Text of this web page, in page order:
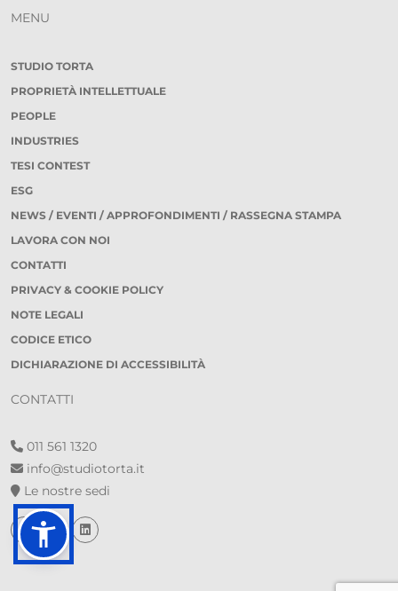
MENU
STUDIO TORTA
PROPRIETÀ INTELLETTUALE
PEOPLE
INDUSTRIES
TESI CONTEST
ESG
NEWS / EVENTI / APPROFONDIMENTI / RASSEGNA STAMPA
LAVORA CON NOI
CONTATTI
PRIVACY & COOKIE POLICY
NOTE LEGALI
CODICE ETICO
DICHIARAZIONE DI ACCESSIBILITÀ
CONTATTI
011 561 1320
info@studiotorta.it
Le nostre sedi